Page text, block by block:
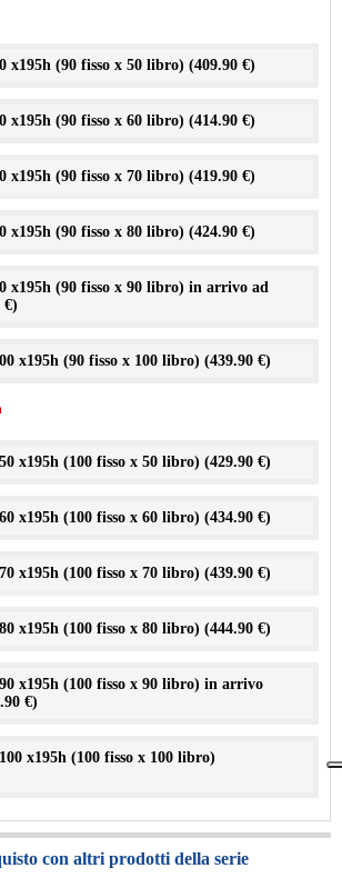
x195h (90 fisso x 50 libro) (409.90 €)
x195h (90 fisso x 60 libro) (414.90 €)
x195h (90 fisso x 70 libro) (419.90 €)
x195h (90 fisso x 80 libro) (424.90 €)
x195h (90 fisso x 90 libro) in arrivo ad
€)
x195h (90 fisso x 100 libro) (439.90 €)
x195h (100 fisso x 50 libro) (429.90 €)
x195h (100 fisso x 60 libro) (434.90 €)
x195h (100 fisso x 70 libro) (439.90 €)
x195h (100 fisso x 80 libro) (444.90 €)
x195h (100 fisso x 90 libro) in arrivo
€)
x195h (100 fisso x 100 libro)
con altri prodotti della serie